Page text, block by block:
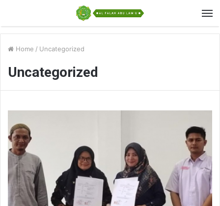
Home / Uncategorized
Uncategorized